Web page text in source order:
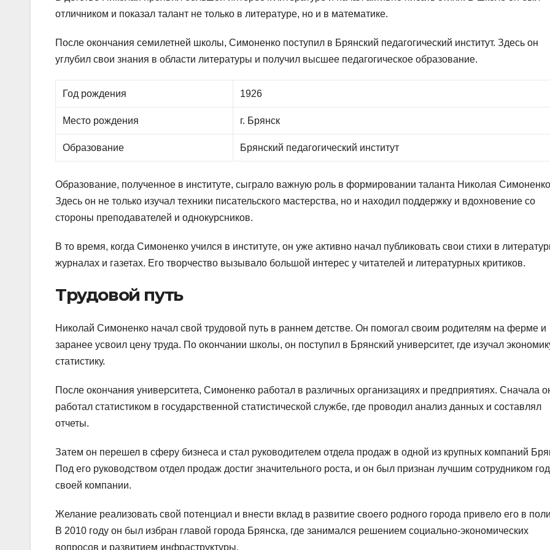
отличником и показал талант не только в литературе, но и в математике.
После окончания семилетней школы, Симоненко поступил в Брянский педагогический институт. Здесь он
углубил свои знания в области литературы и получил высшее педагогическое образование.
Год рождения 1926
Место рождения г. Брянск
Образование Брянский педагогический институт
Образование, полученное в институте, сыграло важную роль в формировании таланта Николая
Здесь он не только изучал техники писательского мастерства, но и находил поддержку и вдохновение со
стороны преподавателей и однокурсников.
В то время, когда Симоненко учился в институте, он уже активно начал публиковать свои стихи в
журналах и газетах. Его творчество вызывало большой интерес у читателей и литературных критиков.
Трудовой путь
Николай Симоненко начал свой трудовой путь в раннем детстве. Он помогал своим родителям на ферме и
заранее усвоил цену труда. По окончании школы, он поступил в Брянский университет, где изучал
статистику.
После окончания университета, Симоненко работал в различных организациях и предприятиях. Сначала
работал статистиком в государственной статистической службе, где проводил анализ данных и составлял
отчеты.
Затем он перешел в сферу бизнеса и стал руководителем отдела продаж в одной из крупных компаний
Под его руководством отдел продаж достиг значительного роста, и он был признан лучшим сотрудником
своей компании.
Желание реализовать свой потенциал и внести вклад в развитие своего родного города привело его в
В 2010 году он был избран главой города Брянска, где занимался решением социально-экономических
вопросов и развитием инфраструктуры.